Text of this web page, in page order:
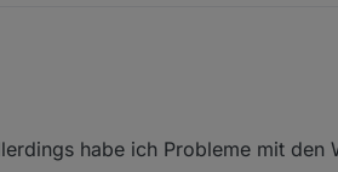
habe ich Probleme mit den